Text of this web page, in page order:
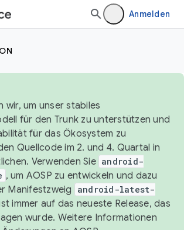
Anmelden
wir, um unser stabiles
für den Trunk zu unterstützen und
für das Ökosystem zu
Quellcode im 2. und 4. Quartal in
Verwenden Sie android-
, um AOSP zu entwickeln und dazu
Manifestzweig
android-latest-
immer auf das neueste Release, das
wurde. Weitere Informationen